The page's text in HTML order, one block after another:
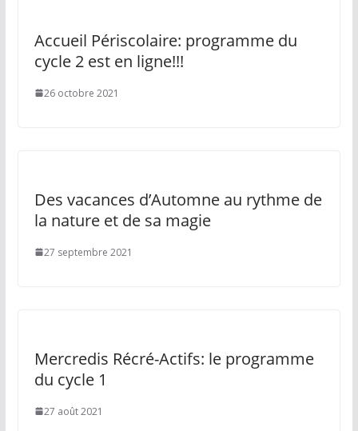
Accueil Périscolaire: programme du
cycle 2 est en ligne!!!
26 octobre 2021
Des vacances d’Automne au rythme de
la nature et de sa magie
27 septembre 2021
Mercredis Récré-Actifs: le programme
du cycle 1
27 août 2021